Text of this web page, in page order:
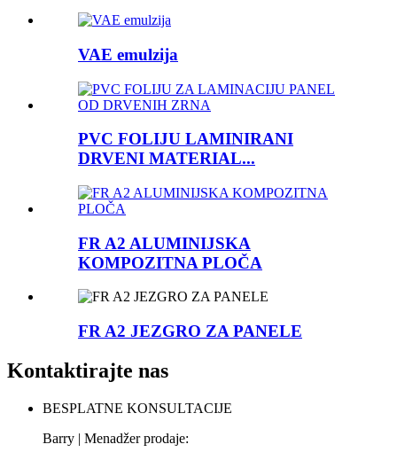
VAE emulzija
PVC FOLIJU LAMINIRANI
DRVENI MATERIAL...
FR A2 ALUMINIJSKA
KOMPOZITNA PLOČA
FR A2 JEZGRO ZA PANELE
Kontaktirajte nas
BESPLATNE KONSULTACIJE
Barry | Menadžer prodaje: